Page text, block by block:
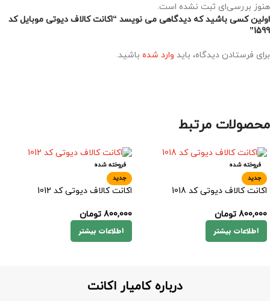
هنوز بررسی‌ای ثبت نشده است.
اولین کسی باشید که دیدگاهی می نویسد “اکانت کالاف دیوتی موبایل کد
1599”
برای فرستادن دیدگاه، باید وارد شده باشید.
محصولات مرتبط
فروخته شده
جدید
اکانت کالاف دیوتی کد 1018
800,000 تومان
اطلاعات بیشتر
فروخته شده
جدید
اکانت کالاف دیوتی کد 1012
800,000 تومان
اطلاعات بیشتر
درباره کامیار اکانت